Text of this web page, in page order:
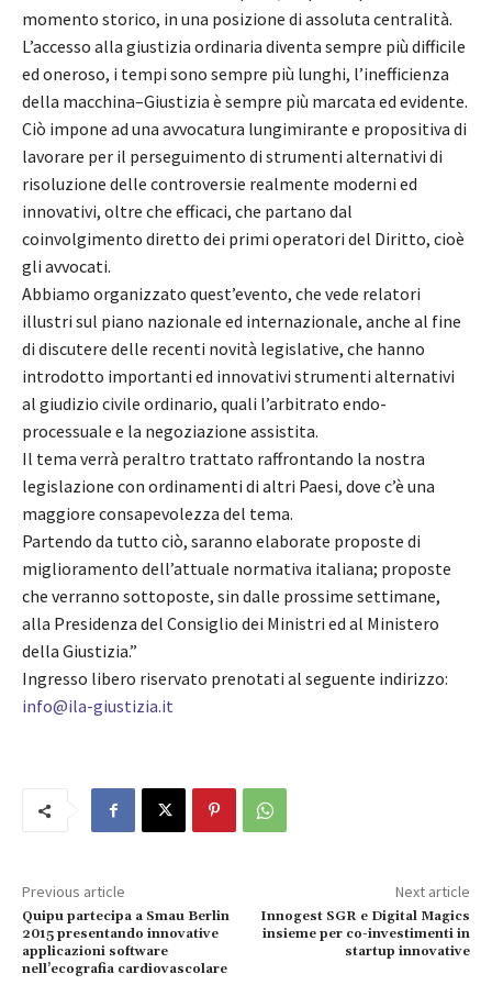
momento storico, in una posizione di assoluta centralità.
L’accesso alla giustizia ordinaria diventa sempre più difficile
ed oneroso, i tempi sono sempre più lunghi, l’inefficienza
della macchina–Giustizia è sempre più marcata ed evidente.
Ciò impone ad una avvocatura lungimirante e propositiva di
lavorare per il perseguimento di strumenti alternativi di
risoluzione delle controversie realmente moderni ed
innovativi, oltre che efficaci, che partano dal
coinvolgimento diretto dei primi operatori del Diritto, cioè
gli avvocati.
Abbiamo organizzato quest’evento, che vede relatori
illustri sul piano nazionale ed internazionale, anche al fine
di discutere delle recenti novità legislative, che hanno
introdotto importanti ed innovativi strumenti alternativi
al giudizio civile ordinario, quali l’arbitrato endo-
processuale e la negoziazione assistita.
Il tema verrà peraltro trattato raffrontando la nostra
legislazione con ordinamenti di altri Paesi, dove c’è una
maggiore consapevolezza del tema.
Partendo da tutto ciò, saranno elaborate proposte di
miglioramento dell’attuale normativa italiana; proposte
che verranno sottoposte, sin dalle prossime settimane,
alla Presidenza del Consiglio dei Ministri ed al Ministero
della Giustizia.”
Ingresso libero riservato prenotati al seguente indirizzo:
info@ila-giustizia.it
Previous article
Quipu partecipa a Smau Berlin
2015 presentando innovative
applicazioni software
nell’ecografia cardiovascolare
Next article
Innogest SGR e Digital Magics
insieme per co-investimenti in
startup innovative